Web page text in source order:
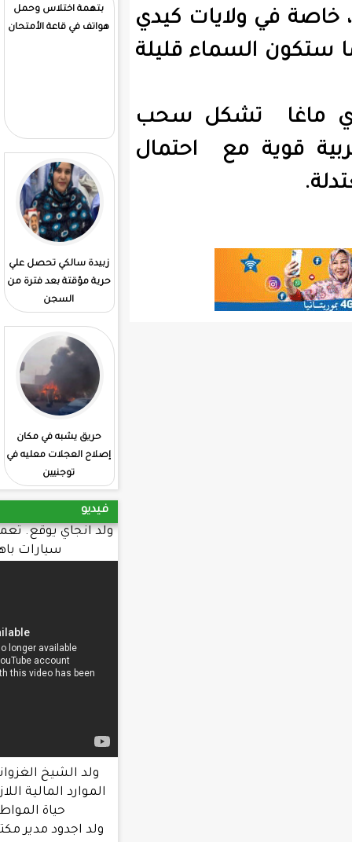
بتهمة اختلاس وحمل
هواتف في قاعة الأمتحان
قيادة الأركان تعلن عن
اكتتاب لضباط. بشرط
الحصول. علي البكلوريا
التعليم العالي يفتح
منصة رقمية للتسجيل
في كليات الجامعة
ولد انجاي يوقع. تعميما يحرم طلب شراء
سيارات باهظة. الثمن
ولد الشيخ الغزواني : الحكومة عبأت
الموارد المالية اللازمة لتحسين ظروف
حياة المواطنين في جول
ولد اجدود مدير مكتب العربية في غرب
كيدي
قليلة
سحب
احتمال